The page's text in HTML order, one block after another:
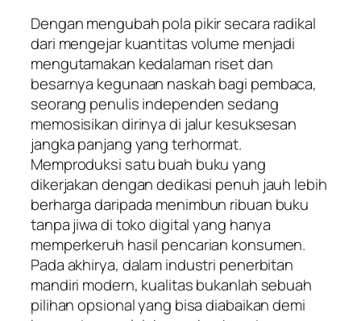
Dengan mengubah pola pikir secara radikal
dari mengejar kuantitas volume menjadi
mengutamakan kedalaman riset dan
besarnya kegunaan naskah bagi pembaca,
seorang penulis independen sedang
memosisikan dirinya di jalur kesuksesan
jangka panjang yang terhormat.
Memproduksi satu buah buku yang
dikerjakan dengan dedikasi penuh jauh lebih
berharga daripada menimbun ribuan buku
tanpa jiwa di toko digital yang hanya
memperkeruh hasil pencarian konsumen.
Pada akhirya, dalam industri penerbitan
mandiri modern, kualitas bukanlah sebuah
pilihan opsional yang bisa diabaikan demi